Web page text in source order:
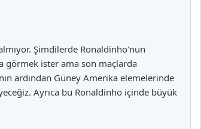
Şimdilerde Ronaldinho'nun
görmek ister ama son maçlarda
ardından Güney Amerika elemelerinde
Ayrıca bu Ronaldinho içinde büyük